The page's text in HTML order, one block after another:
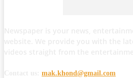
mak.khond@gmail.com